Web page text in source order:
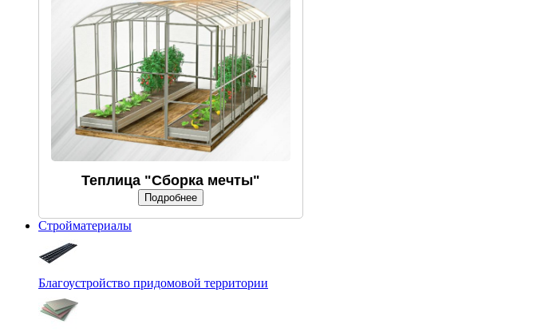
Теплица "Сборка мечты"
Подробнее
Стройматериалы
Благоустройство придомовой территории